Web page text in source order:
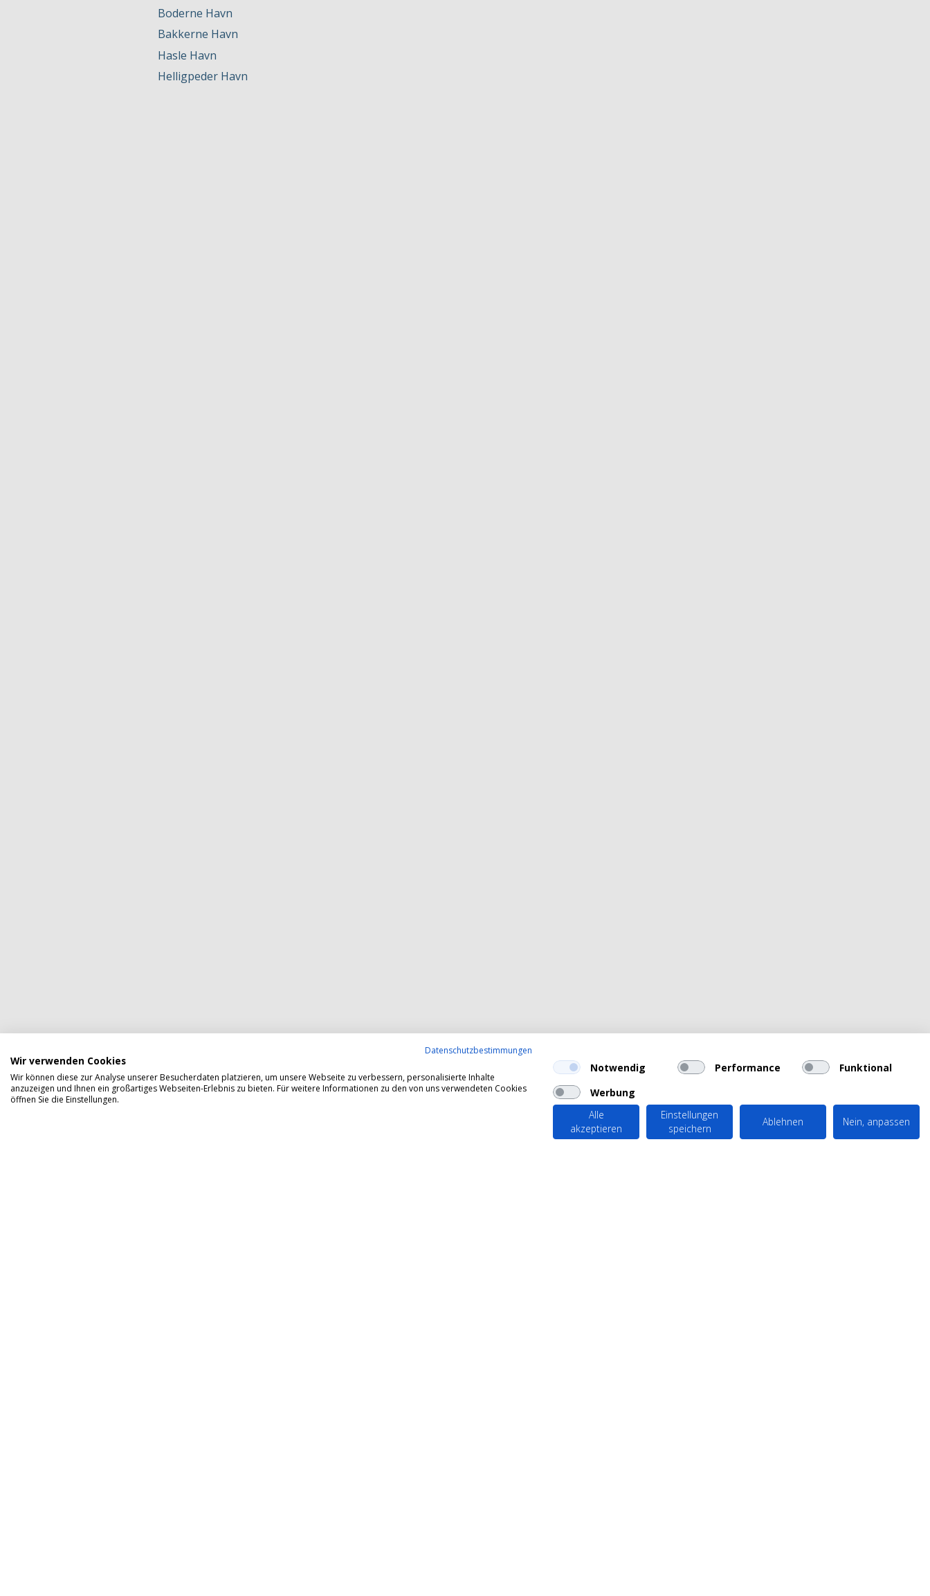
Boderne Havn
Bakkerne Havn
Hasle Havn
Helligpeder Havn
Datenschutzbestimmungen
Wir verwenden Cookies
Wir können diese zur Analyse unserer Besucherdaten platzieren, um unsere Webseite zu verbessern, personalisierte Inhalte
anzuzeigen und Ihnen ein großartiges Webseiten-Erlebnis zu bieten. Für weitere Informationen zu den von uns verwendeten Cookies
öffnen Sie die Einstellungen.
Notwendig Performance
Funktional
Werbung
Alle
akzeptieren
Einstellungen
speichern
Ablehnen Nein, anpassen